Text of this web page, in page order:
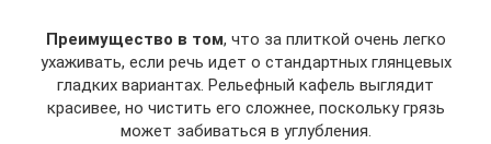
Преимущество в том, что за плиткой очень легко
ухаживать, если речь идет о стандартных глянцевых
гладких вариантах. Рельефный кафель выглядит
красивее, но чистить его сложнее, поскольку грязь
может забиваться в углубления.